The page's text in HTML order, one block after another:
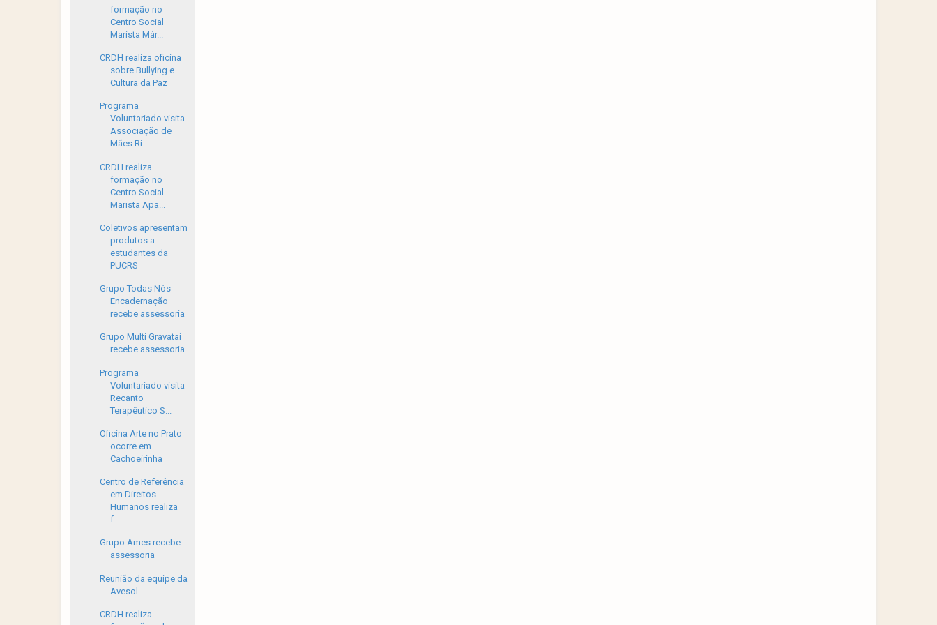
formação no
Centro Social
Marista Már...
CRDH realiza oficina
sobre Bullying e
Cultura da Paz
Programa
Voluntariado visita
Associação de
Mães Ri...
CRDH realiza
formação no
Centro Social
Marista Apa...
Coletivos apresentam
produtos a
estudantes da
PUCRS
Grupo Todas Nós
Encadernação
recebe assessoria
Grupo Multi Gravataí
recebe assessoria
Programa
Voluntariado visita
Recanto
Terapêutico S...
Oficina Arte no Prato
ocorre em
Cachoeirinha
Centro de Referência
em Direitos
Humanos realiza
f...
Grupo Ames recebe
assessoria
Reunião da equipe da
Avesol
CRDH realiza